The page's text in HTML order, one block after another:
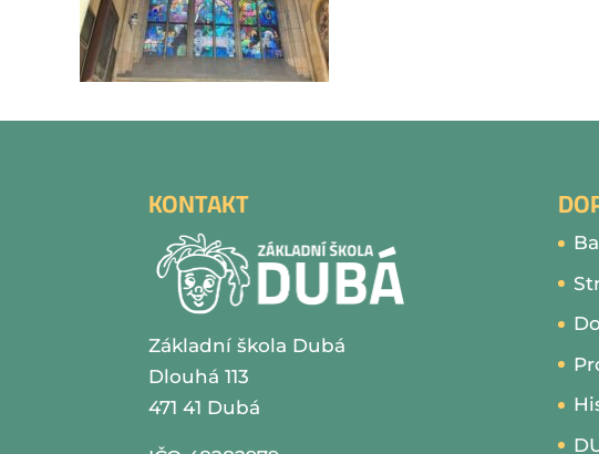
KONTAKT
Základní škola Dubá
Dlouhá 113
471 41 Dubá